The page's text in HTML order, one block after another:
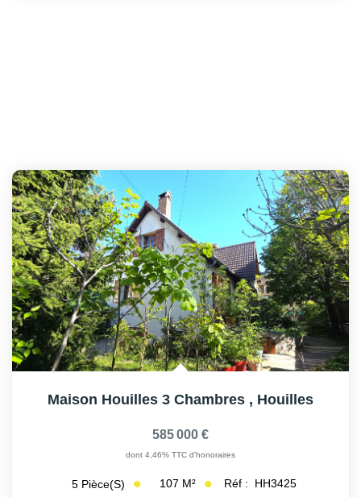
Maison Houilles 3 Chambres , Houilles
585 000 €
dont 4,46% TTC d'honoraires
5 Pièce(s) 107 M² Réf : HH3425